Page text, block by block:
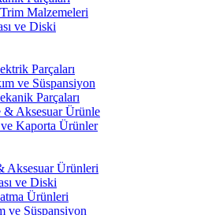
Malzemeleri
ve Diski
Parçaları
ve Süspansiyon
Parçaları
Aksesuar Ürünle
Kaporta Ürünler
Aksesuar Ürünleri
ve Diski
Ürünleri
ve Süspansiyon